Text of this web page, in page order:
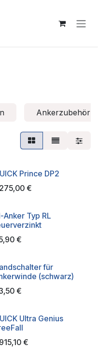
Ankerzubehör
Prince DP2
€
Anker Typ RL
€
für
(schwarz)
€
Ultra Genius
€